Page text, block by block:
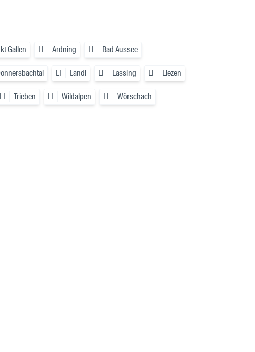
Gallen LI Ardning LI Bad Aussee
LI Landl LI Lassing LI Liezen
LI Trieben LI Wildalpen LI Wörschach